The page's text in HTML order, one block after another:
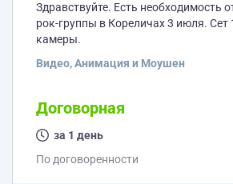
Здравствуйте. Есть необходимость
рок-группы в Кореличах 3 июля. Сет
камеры.
Видео, Анимация и Моушен
Договорная
за 1 день
По договоренности